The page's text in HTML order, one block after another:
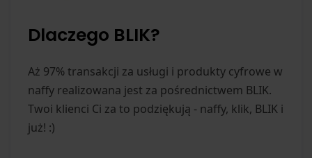
Dlaczego BLIK?
Aż 97% transakcji za usługi i produkty cyfrowe w
naffy realizowana jest za pośrednictwem BLIK.
Twoi klienci Ci za to podziękują - naffy, klik, BLIK i
już! :)